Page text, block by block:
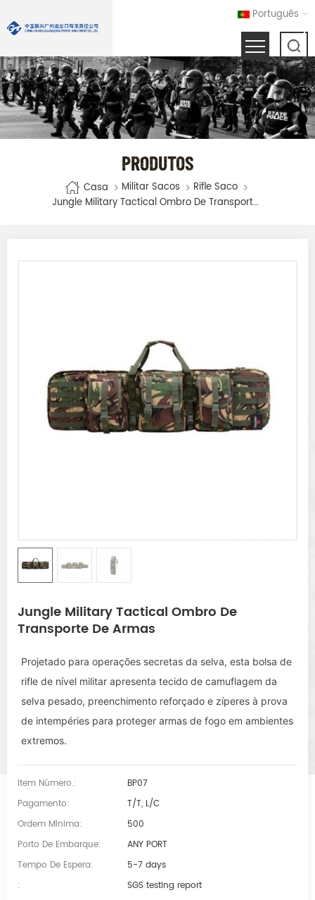
Português
PRODUTOS
Casa Militar Sacos
Rifle Saco
Jungle Military Tactical Ombro De Transporte De Armas
Jungle Military Tactical Ombro De
Transporte De Armas
Projetado para operações secretas da selva, esta bolsa de
rifle de nível militar apresenta tecido de camuflagem da
selva pesado, preenchimento reforçado e zíperes à prova
de intempéries para proteger armas de fogo em ambientes
extremos.
Item Número.:
BP07
Pagamento:
T/T, L/C
Ordem Minima:
500
Porto De Embarque:
ANY PORT
Tempo De Espera:
5-7 days
:
SGS testing report